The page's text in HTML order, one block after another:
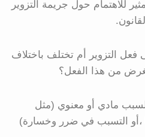
للاهتمام حول جريمة التزوير
التزوير أم تختلف باختلاف
من هذا الفعل؟
مادي أو معنوي (مثل
،أو التسبب في ضرر وخسارة)